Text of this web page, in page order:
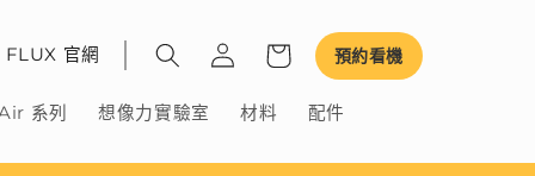
系列 想像力實驗室 材料 配件
FLUX 官網 預約看機